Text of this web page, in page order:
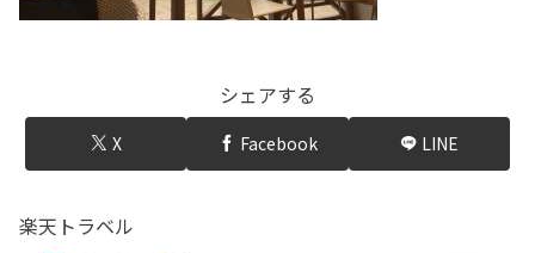
シェアする
X Facebook LINE
楽天トラベル